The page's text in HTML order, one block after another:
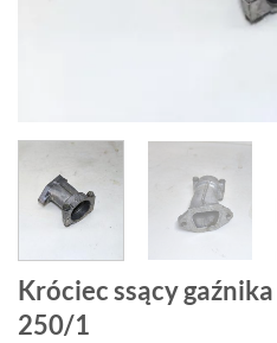
Króciec ssący gaźnika
250/1